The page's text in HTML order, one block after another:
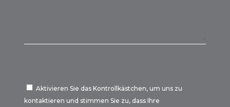
Aktivieren Sie das Kontrollkästchen, um uns zu
kontaktieren und stimmen Sie zu, dass Ihre